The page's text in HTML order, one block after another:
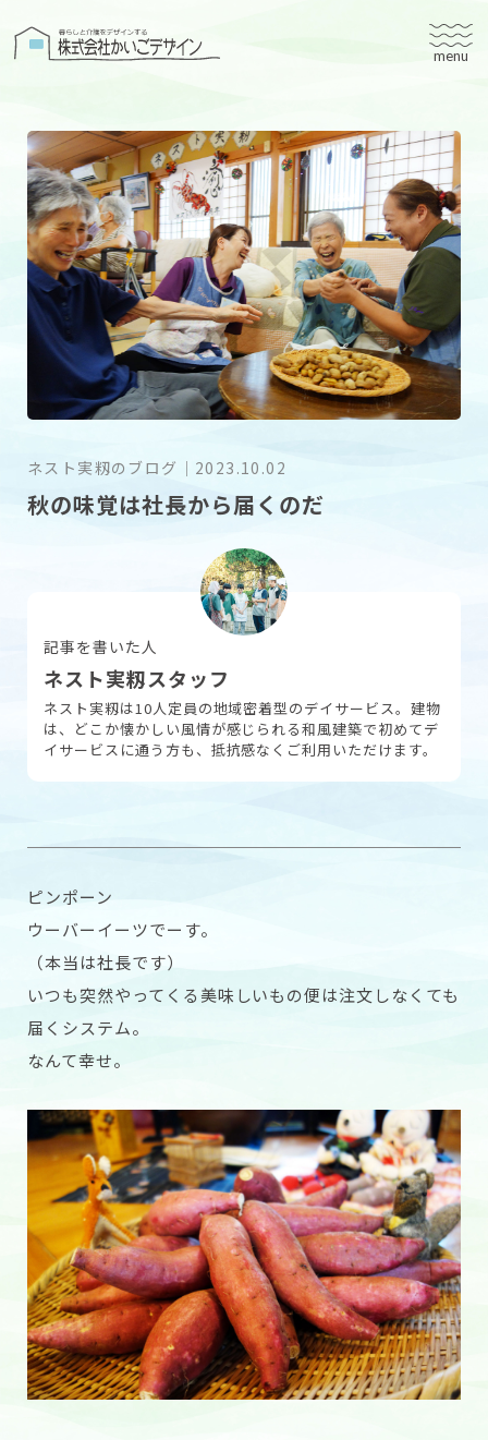
株式会社かいごデザイン
有料老人ホームユタリト
ユタリト船橋
ユタリト市川
デイサービスネスト実籾
建築設計
ブログ
採用情報
ネスト実籾のブログ ｜ 2023.10.02
秋の味覚は社長から届くのだ
記事を書いた人
ネスト実籾スタッフ
ネスト実籾は10人定員の地域密着型のデイサービス。建物
は、どこか懐かしい風情が感じられる和風建築で初めてデ
イサービスに通う方も、抵抗感なくご利用いただけます。
ピンポーン
ウーバーイーツでーす。
（本当は社長です）
いつも突然やってくる美味しいもの便は注文しなくても
届くシステム。
なんて幸せ。